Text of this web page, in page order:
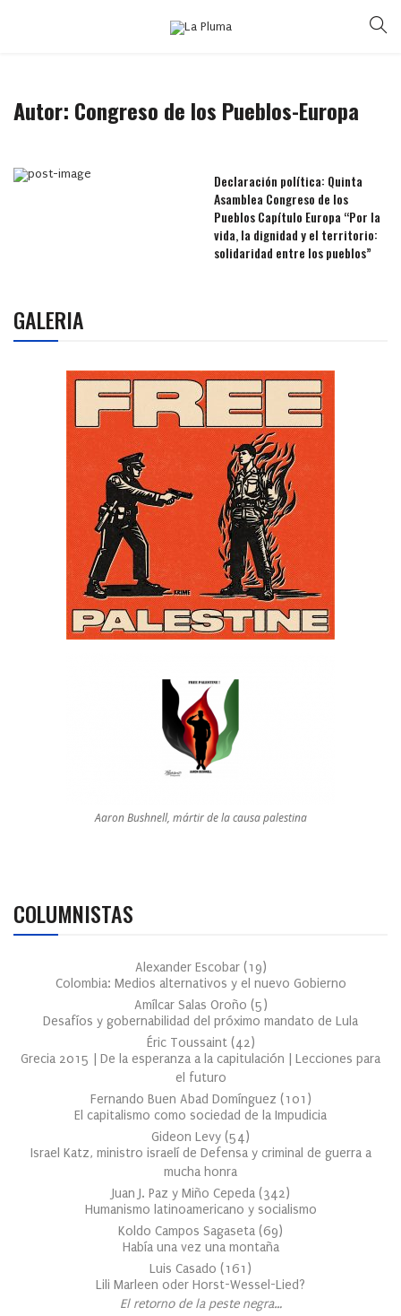
Autor: Congreso de los Pueblos-Europa
Declaración política: Quinta
Asamblea Congreso de los
Pueblos Capítulo Europa “Por la
vida, la dignidad y el territorio:
solidaridad entre los pueblos”
GALERIA
Aaron Bushnell, mártir de la causa palestina
COLUMNISTAS
Alexander Escobar (19)
Colombia: Medios alternativos y el nuevo Gobierno
Amílcar Salas Oroño (5)
Desafíos y gobernabilidad del próximo mandato de Lula
Éric Toussaint (42)
Grecia 2015 | De la esperanza a la capitulación | Lecciones para
el futuro
Fernando Buen Abad Domínguez (101 )
El capitalismo como sociedad de la Impudicia
Gideon Levy (54)
Israel Katz, ministro israelí de Defensa y criminal de guerra a
mucha honra
Juan J. Paz y Miño Cepeda (342)
Humanismo latinoamericano y socialismo
Koldo Campos Sagaseta (69)
Había una vez una montaña
Luis Casado (161 )
Lili Marleen oder Horst-Wessel-Lied?
El retorno de la peste negra…